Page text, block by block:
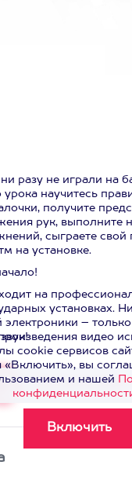
разу не играли на
урока научитесь
получите
рук, выполните
сыграете свой
на установке.
на
установках.
электроники –
Смотреть
видео
cookie сервисов
вы
и нашей